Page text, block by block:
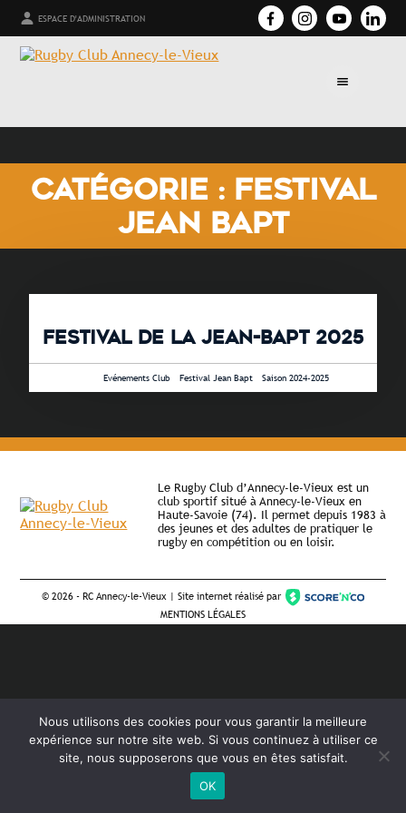
ESPACE D'ADMINISTRATION
CATÉGORIE : FESTIVAL
JEAN BAPT
FESTIVAL DE LA JEAN-BAPT 2025
2 avril 2025 •Evénements Club -Festival Jean Bapt -Saison 2024-2025
Le Rugby Club d’Annecy-le-Vieux est un
club sportif situé à Annecy-le-Vieux en
Haute-Savoie (74). Il permet depuis 1983 à
des jeunes et des adultes de pratiquer le
rugby en compétition ou en loisir.
©2026 - RC Annecy-le-Vieux | Site internet réalisé par
MENTIONS LÉGALES
Nous utilisons des cookies pour vous garantir la meilleure
expérience sur notre site web. Si vous continuez à utiliser ce
site, nous supposerons que vous en êtes satisfait.
OK